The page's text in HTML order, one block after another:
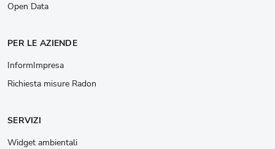
Open Data
PER LE AZIENDE
InformImpresa
Richiesta misure Radon
SERVIZI
Widget ambientali